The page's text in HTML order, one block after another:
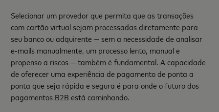
Selecionar um provedor que permita que as transações
com cartão virtual sejam processadas diretamente para
seu banco ou adquirente — sem a necessidade de analisar
e-mails manualmente, um processo lento, manual e
propenso a riscos — também é fundamental. A capacidade
de oferecer uma experiência de pagamento de ponta a
ponta que seja rápida e segura é para onde o futuro dos
pagamentos B2B está caminhando.